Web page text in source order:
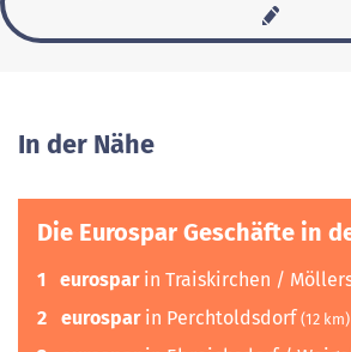
In der Nähe
Die Eurospar Geschäfte in
1 eurosparin Traiskirchen /
2 eurosparin Perchtoldsdorf (12 km)